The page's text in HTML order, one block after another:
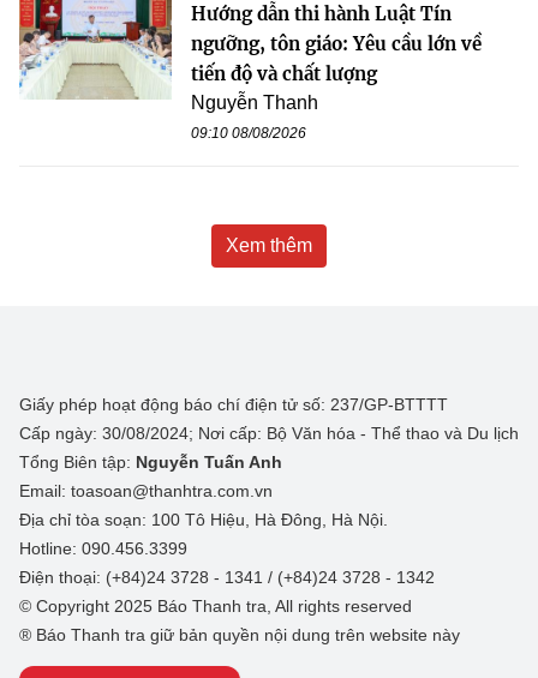
Hướng dẫn thi hành Luật Tín
ngưỡng, tôn giáo: Yêu cầu lớn về
tiến độ và chất lượng
Nguyễn Thanh
09:10 08/08/2026
Xem thêm
Giấy phép hoạt động báo chí điện tử số: 237/GP-BTTTT
Cấp ngày: 30/08/2024; Nơi cấp: Bộ Văn hóa - Thể thao và Du lịch
Tổng Biên tập: Nguyễn Tuấn Anh
Email: toasoan@thanhtra.com.vn
Địa chỉ tòa soạn: 100 Tô Hiệu, Hà Đông, Hà Nội.
Hotline: 090.456.3399
Điện thoại: (+84)24 3728 - 1341 / (+84)24 3728 - 1342
© Copyright 2025 Báo Thanh tra, All rights reserved
® Báo Thanh tra giữ bản quyền nội dung trên website này